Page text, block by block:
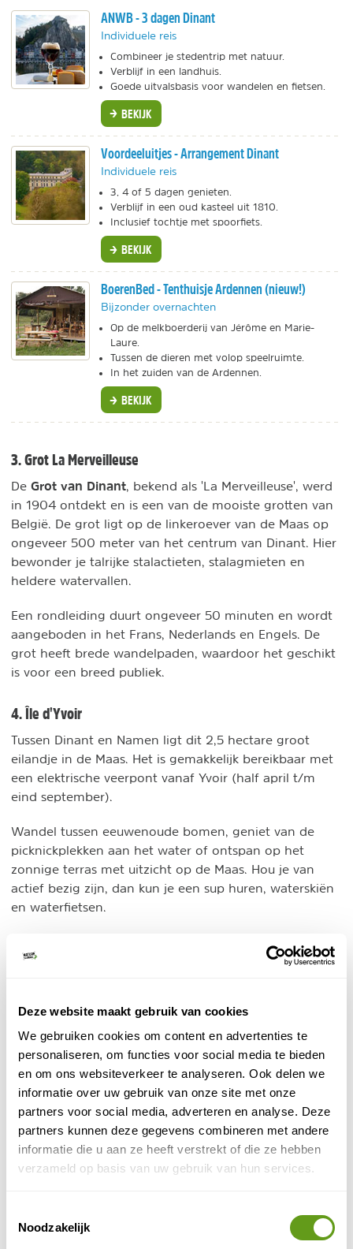
Deze website maakt gebruik van cookies
We gebruiken cookies om content en advertenties te
personaliseren, om functies voor social media te bieden
en om ons websiteverkeer te analyseren. Ook delen we
informatie over uw gebruik van onze site met onze
partners voor social media, adverteren en analyse. Deze
partners kunnen deze gegevens combineren met andere
informatie die u aan ze heeft verstrekt of die ze hebben
verzameld op basis van uw gebruik van hun services.
Noodzakelijk
ANWB - 3 dagen Dinant
Individuele reis
Combineer je stedentrip met natuur.
Verblijf in een landhuis.
Goede uitvalsbasis voor wandelen en fietsen.
BEKIJK
Voordeeluitjes - Arrangement Dinant
Individuele reis
3, 4 of 5 dagen genieten.
Verblijf in een oud kasteel uit 1810.
Inclusief tochtje met spoorfiets.
BEKIJK
BoerenBed - Tenthuisje Ardennen (nieuw!)
Bijzonder overnachten
Op de melkboerderij van Jérôme en Marie-
Laure.
Tussen de dieren met volop speelruimte.
In het zuiden van de Ardennen.
BEKIJK
3. Grot La Merveilleuse
De Grot van Dinant, bekend als 'La Merveilleuse', werd
in 1904 ontdekt en is een van de mooiste grotten van
België. De grot ligt op de linkeroever van de Maas op
ongeveer 500 meter van het centrum van Dinant. Hier
bewonder je talrijke stalactieten, stalagmieten en
heldere watervallen.
Een rondleiding duurt ongeveer 50 minuten en wordt
aangeboden in het Frans, Nederlands en Engels. De
grot heeft brede wandelpaden, waardoor het geschikt
is voor een breed publiek.
4. Île d'Yvoir
Tussen Dinant en Namen ligt dit 2,5 hectare groot
eilandje in de Maas. Het is gemakkelijk bereikbaar met
een elektrische veerpont vanaf Yvoir (half april t/m
eind september).
Wandel tussen eeuwenoude bomen, geniet van de
picknickplekken aan het water of ontspan op het
zonnige terras met uitzicht op de Maas. Hou je van
actief bezig zijn, dan kun je een sup huren, waterskiën
en waterfietsen.
5. Domaine de Chevetogne
Eromheen ligt een uitgestrekt park van meer dan 550
hectare met veel mogelijkheden tot ontspanning en
recreatie. Naast wandelpaden (ook toegankelijk voor
rolstoelgebruikers) liggen er op het domein
speeltuinen, een openluchtzwembad, minigolf,
sportterreinen en zelfs bootjes en kano's op de vijvers.
Voor jonge kinderen is er een kinderboerderij.